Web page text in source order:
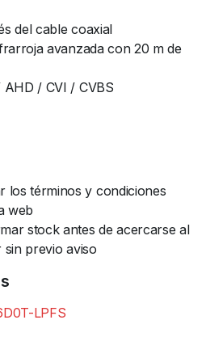
del cable coaxial
avanzada con 20 m de
/ CVI / CVBS
los términos y condiciones
web
stock antes de acercarse al
previo aviso
LPFS